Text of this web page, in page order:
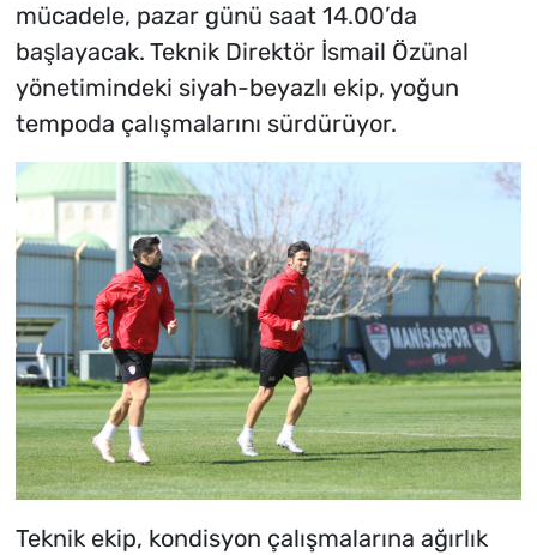
mücadele, pazar günü saat 14.00’da
başlayacak. Teknik Direktör İsmail Özünal
yönetimindeki siyah-beyazlı ekip, yoğun
tempoda çalışmalarını sürdürüyor.
Teknik ekip, kondisyon çalışmalarına ağırlık